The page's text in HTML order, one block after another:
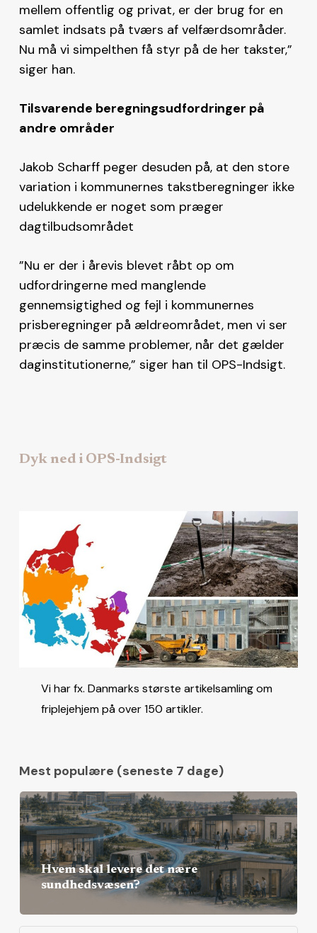
mellem offentlig og privat, er der brug for en
samlet indsats på tværs af velfærdsområder.
Nu må vi simpelthen få styr på de her takster,”
siger han.
Tilsvarende beregningsudfordringer på
andre områder
Jakob Scharff peger desuden på, at den store
variation i kommunernes takstberegninger ikke
udelukkende er noget som præger
dagtilbudsområdet
”Nu er der i årevis blevet råbt op om
udfordringerne med manglende
gennemsigtighed og fejl i kommunernes
prisberegninger på ældreområdet, men vi ser
præcis de samme problemer, når det gælder
daginstitutionerne,” siger han til OPS-Indsigt.
Dyk ned i OPS-Indsigt
Vi har fx. Danmarks største artikelsamling om
friplejehjem på over 150 artikler.
Mest populære (seneste 7 dage)
Hvem skal levere det nære
sundhedsvæsen?